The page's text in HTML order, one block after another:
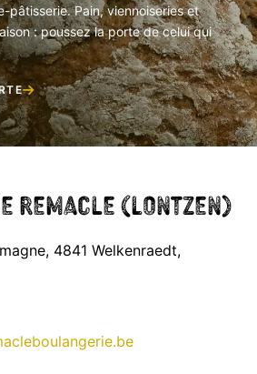
pâtisserie. Pain, viennoiseries et
: poussez la porte de celui qui
Remacle (Lontzen)
4841 Welkenraedt,